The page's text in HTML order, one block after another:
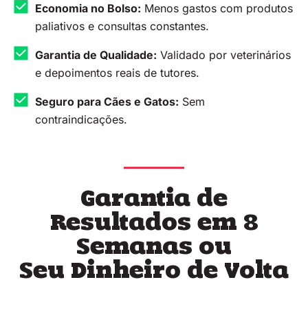
Economia no Bolso: Menos gastos com produtos
paliativos e consultas constantes.
Garantia de Qualidade: Validado por veterinários
e depoimentos reais de tutores.
Seguro para Cães e Gatos: Sem
contraindicações.
Garantia de
Resultados em 8
Semanas ou
Seu Dinheiro de Volta